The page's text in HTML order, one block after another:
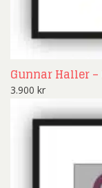
Gunnar Haller
3.900 kr